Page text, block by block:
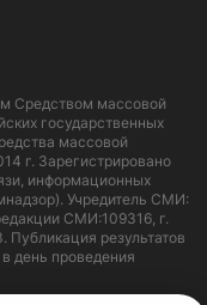
Средством массовой
государственных
массовой
г. Зарегистрировано
информационных
Учредитель СМИ:
СМИ:109316, г.
Публикация результатов
день проведения